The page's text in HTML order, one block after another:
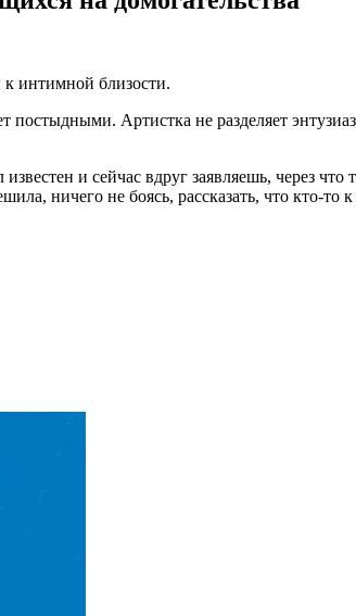
к интимной близости.
Артистка не разделяет
и сейчас вдруг заявляешь, через
ничего не боясь, рассказать, что кто-